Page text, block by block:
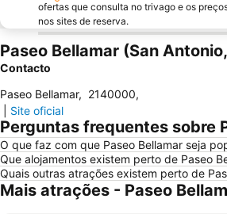
ofertas que consulta no trivago e os
nos sites de reserva.
Paseo Bellamar (San
Contacto
Paseo Bellamar, 2140000,
Site oficial
Perguntas frequentes sobre
O que faz com que Paseo Bellamar seja
Que alojamentos existem perto de Paseo
Quais outras atrações existem perto de
Mais atrações - Paseo